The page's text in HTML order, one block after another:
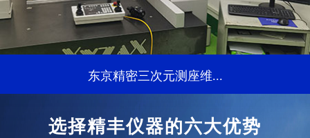
东京精密三次元测座维...
...
选择精丰仪器的六大优势